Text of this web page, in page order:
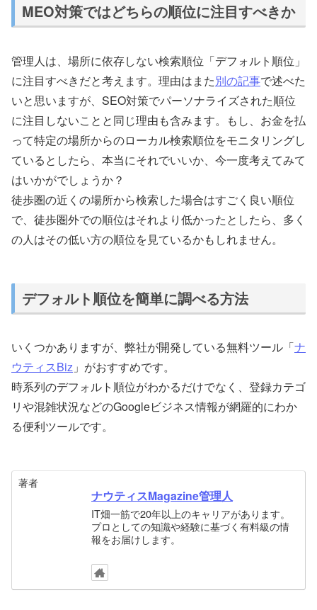
MEO対策ではどちらの順位に注目すべきか
管理人は、場所に依存しない検索順位「デフォルト順位」
に注目すべきだと考えます。理由はまた別の記事で述べた
いと思いますが、SEO対策でパーソナライズされた順位
に注目しないことと同じ理由も含みます。もし、お金を払
って特定の場所からのローカル検索順位をモニタリングし
ているとしたら、本当にそれでいいか、今一度考えてみて
はいかがでしょうか？
徒歩圏の近くの場所から検索した場合はすごく良い順位
で、徒歩圏外での順位はそれより低かったとしたら、多く
の人はその低い方の順位を見ているかもしれません。
デフォルト順位を簡単に調べる方法
いくつかありますが、弊社が開発している無料ツール「ナ
ウティスBiz 」がおすすめです。
時系列のデフォルト順位がわかるだけでなく、登録カテゴ
リや混雑状況などのGoogleビジネス情報が網羅的にわか
る便利ツールです。
著者
ナウティスMagazine管理人
IT畑一筋で20年以上のキャリアがあります。
プロとしての知識や経験に基づく有料級の情
報をお届けします。